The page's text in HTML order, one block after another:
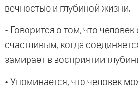
вечностью и глубиной жизни.
• Говорится о том, что человек
счастливым, когда
замирает в восприятии
• Упоминается, что человек